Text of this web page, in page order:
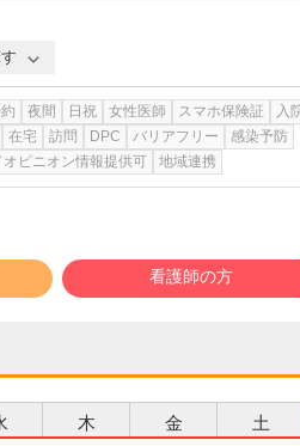
夜間 日祝 女性医師 スマホ保険証 入
在宅 訪問 DPC バリアフリー
感染予防
オピニオン情報提供可 地域連携
看護師の方
木 金 土